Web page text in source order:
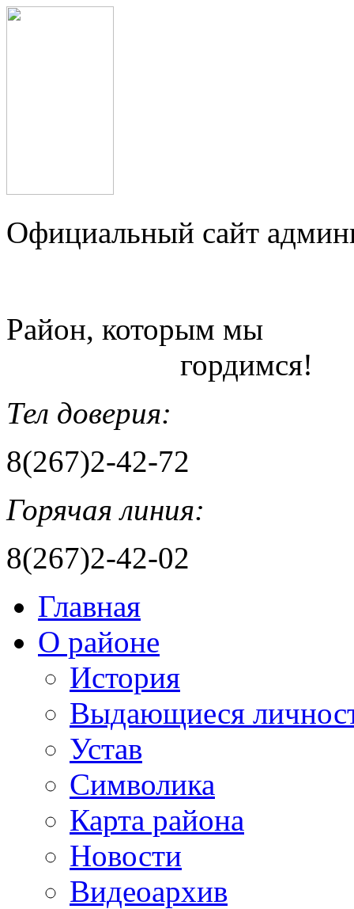
Официальный сайт
Район, которым мы
гордимся!
Тел доверия:
8(267)2-42-72
Горячая линия:
8(267)2-42-02
Главная
О районе
История
Выдающиеся
Устав
Символика
Карта района
Новости
Видеоархив